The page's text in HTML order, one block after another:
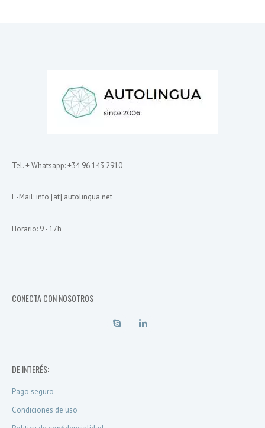
Tel. + Whatsapp: +34 96 143 2910
E-Mail: info [at] autolingua.net
Horario: 9 - 17h
CONECTA CON NOSOTROS
DE INTERÉS:
Pago seguro
Condiciones de uso